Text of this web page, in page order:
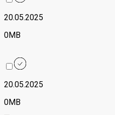
20.05.2025
0MB
20.05.2025
0MB